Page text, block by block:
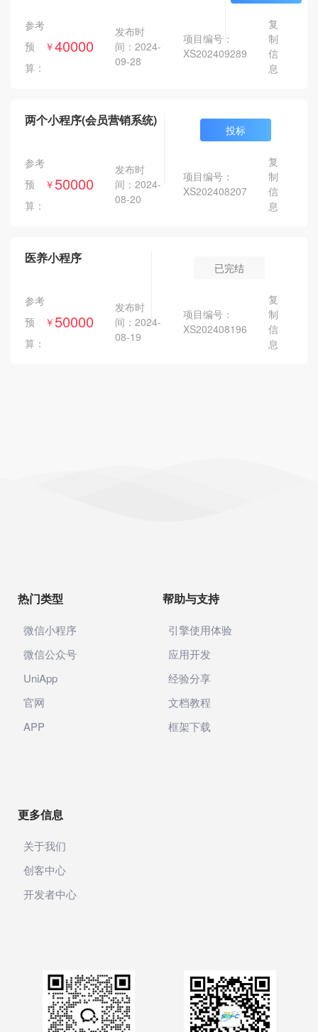
参考
预
算：
￥40000
发布时
间：2024-
09-28
项目编号：
XS202409289
复
制
信
息
两个小程序(会员营销系统)
投标
参考
预
算：
￥50000
发布时
间：2024-
08-20
项目编号：
XS202408207
复
制
信
息
医养小程序
已完结
参考
预
算：
￥50000
发布时
间：2024-
08-19
项目编号：
XS202408196
复
制
信
息
热门类型
微信小程序
微信公众号
UniApp
官网
APP
帮助与支持
引擎使用体验
应用开发
经验分享
文档教程
框架下载
更多信息
关于我们
创客中心
开发者中心